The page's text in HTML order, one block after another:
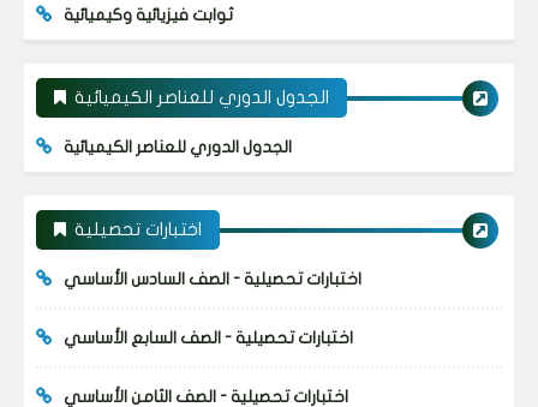
ثوابت فيزيائية وكيميائية
الجدول الدوري للعناصر الكيميائية
الجدول الدوري للعناصر الكيميائية
اختبارات تحصيلية
اختبارات تحصيلية - الصف السادس الأساسي
اختبارات تحصيلية - الصف السابع الأساسي
اختبارات تحصيلية - الصف الثامن الأساسي